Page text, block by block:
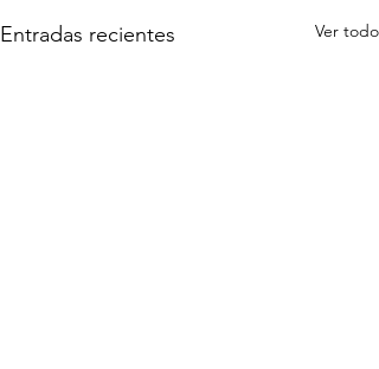
Entradas recientes Ver todo